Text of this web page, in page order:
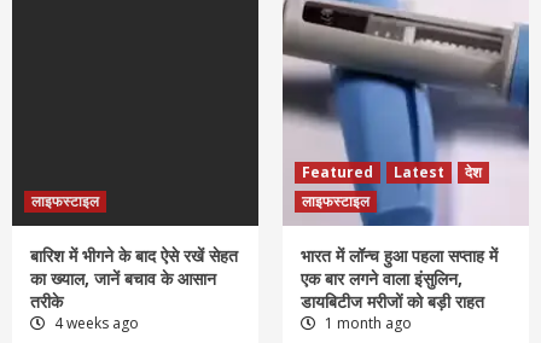
लाइफस्टाइल
बारिश में भीगने के बाद ऐसे रखें सेहत
का ख्याल, जानें बचाव के आसान
तरीके
4 weeks ago
Featured Latest
देश
लाइफस्टाइल
भारत में लॉन्च हुआ पहला सप्ताह में
एक बार लगने वाला इंसुलिन,
डायबिटीज मरीजों को बड़ी राहत
1 month ago